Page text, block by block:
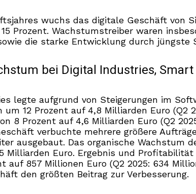
wuchs das digitale Geschäft von
Prozent. Wachstumstreiber waren
die starke Entwicklung durch jüngste
bei Digital Industries,
legte aufgrund von Steigerungen im
12 Prozent auf 4,8 Milliarden Euro (Q2
8 Prozent auf 4,6 Milliarden Euro (Q2
verbuchte mehrere größere
ausgebaut. Das organische Wachstum
Milliarden Euro. Ergebnis und
auf 857 Millionen Euro (Q2 2025: 634
den größten Beitrag zur Verbesserung.